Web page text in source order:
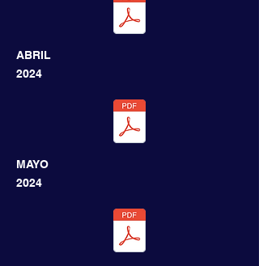
ABRIL
2024
MAYO
2024